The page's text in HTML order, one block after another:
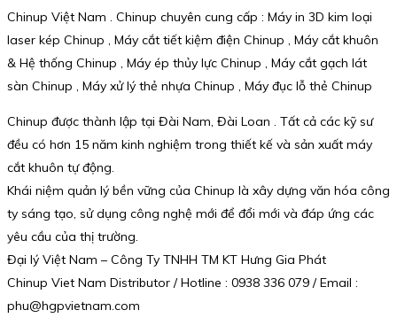
Chinup Việt Nam . Chinup chuyên cung cấp : Máy in 3D kim loại
laser kép Chinup , Máy cắt tiết kiệm điện Chinup , Máy cắt khuôn
& Hệ thống Chinup , Máy ép thủy lực Chinup , Máy cắt gạch lát
sàn Chinup , Máy xử lý thẻ nhựa Chinup , Máy đục lỗ thẻ Chinup
Chinup được thành lập tại Đài Nam, Đài Loan . Tất cả các kỹ sư
đều có hơn 15 năm kinh nghiệm trong thiết kế và sản xuất máy
cắt khuôn tự động.
Khái niệm quản lý bền vững của Chinup là xây dựng văn hóa công
ty sáng tạo, sử dụng công nghệ mới để đổi mới và đáp ứng các
yêu cầu của thị trường.
Đại lý Việt Nam – Công Ty TNHH TM KT Hưng Gia Phát
Chinup Viet Nam Distributor / Hotline : 0938 336 079 / Email :
phu@hgpvietnam.com